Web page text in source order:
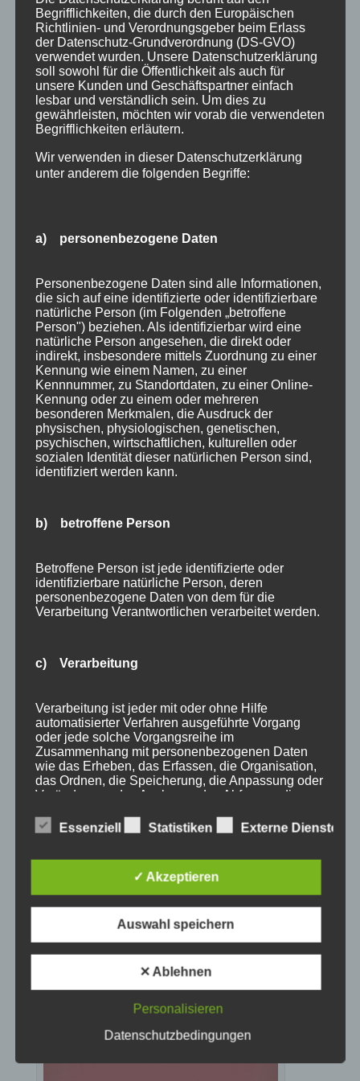
Empfehlung
Ferienwohnungen
FIS Nordische Ski WM
Gäste
Gesundheit
Haus Partale
Traveller Review Award
Urlaub
Veranstaltungstipp
Wintersport
Bei uns…
BERGBAHN UNLIMITED
Ausgezeichnet von KAYAK
Begrifflichkeiten, die durch den Europäischen
Richtlinien- und Verordnungsgeber beim Erlass
der Datenschutz-Grundverordnung (DS-GVO)
verwendet wurden. Unsere Datenschutzerklärung
soll sowohl für die Öffentlichkeit als auch für
unsere Kunden und Geschäftspartner einfach
lesbar und verständlich sein. Um dies zu
gewährleisten, möchten wir vorab die verwendeten
Begrifflichkeiten erläutern.
Wir verwenden in dieser Datenschutzerklärung
unter anderem die folgenden Begriffe:
a) personenbezogene Daten
Personenbezogene Daten sind alle Informationen,
die sich auf eine identifizierte oder identifizierbare
natürliche Person (im Folgenden „betroffene
Person") beziehen. Als identifizierbar wird eine
natürliche Person angesehen, die direkt oder
indirekt, insbesondere mittels Zuordnung zu einer
Kennung wie einem Namen, zu einer
Kennnummer, zu Standortdaten, zu einer Online-
Kennung oder zu einem oder mehreren
besonderen Merkmalen, die Ausdruck der
physischen, physiologischen, genetischen,
psychischen, wirtschaftlichen, kulturellen oder
sozialen Identität dieser natürlichen Person sind,
identifiziert werden kann.
b) betroffene Person
Betroffene Person ist jede identifizierte oder
identifizierbare natürliche Person, deren
personenbezogene Daten von dem für die
Verarbeitung Verantwortlichen verarbeitet werden.
c) Verarbeitung
Verarbeitung ist jeder mit oder ohne Hilfe
automatisierter Verfahren ausgeführte Vorgang
oder jede solche Vorgangsreihe im
Zusammenhang mit personenbezogenen Daten
wie das Erheben, das Erfassen, die Organisation,
das Ordnen, die Speicherung, die Anpassung oder
Veränderung, das Auslesen, das Abfragen, die
Verbreitung oder eine andere Form der
Bereitstellung, den Abgleich oder die Verknüpfung,
d) Einschränkung der Verarbeitung
Einschränkung der Verarbeitung ist die Markierung
gespeicherter personenbezogener Daten mit dem
Ziel, ihre künftige Verarbeitung einzuschränken.
e) Profiling
Essenziell Statistiken Externe Dienste
✓ Akzeptieren
Auswahl speichern
✕ Ablehnen
Personalisieren
Datenschutzbedingungen